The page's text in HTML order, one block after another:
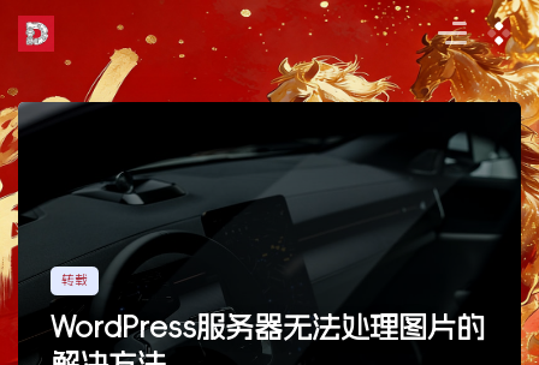
the
转载
WordPress服务器无法处理图片的